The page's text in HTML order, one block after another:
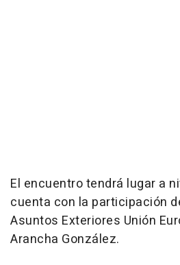
El encuentro tendrá lugar a
cuenta con la participación
Asuntos Exteriores Unión
Arancha González.